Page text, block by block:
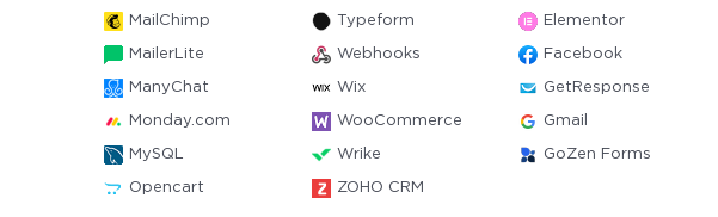
MailChimp Typeform Elementor
MailerLite Webhooks Facebook
ManyChat Wix GetResponse
Monday.com WooCommerce Gmail
MySQL Wrike GoZen Forms
Opencart ZOHO CRM